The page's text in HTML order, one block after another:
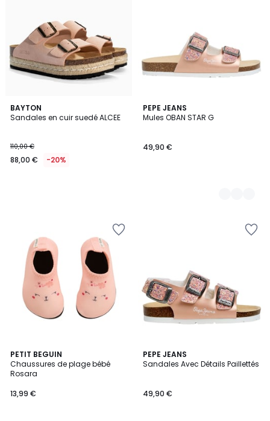
BAYTON
Sandales en cuir suedé ALCEE
110,00 €
88,00 € -20%
PEPE JEANS
Mules OBAN STAR G
49,90 €
2
Couleurs
PETIT BEGUIN
Chaussures de plage bébé
Rosara
13,99 €
PEPE JEANS
Sandales Avec Détails Paillettés
49,90 €
2
Couleurs